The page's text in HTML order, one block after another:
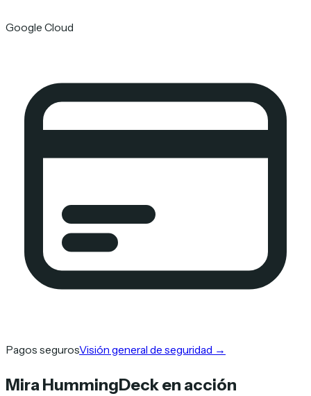
Google Cloud
Pagos segurosVisión general de seguridad →
Mira HummingDeck en acción